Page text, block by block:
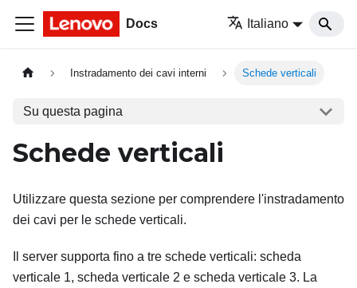
Docs Italiano
Instradamento dei cavi interni Schede verticali
Su questa pagina
Schede verticali
Utilizzare questa sezione per comprendere l'instradamento
dei cavi per le schede verticali.
Il server supporta fino a tre schede verticali: scheda
verticale 1, scheda verticale 2 e scheda verticale 3. La